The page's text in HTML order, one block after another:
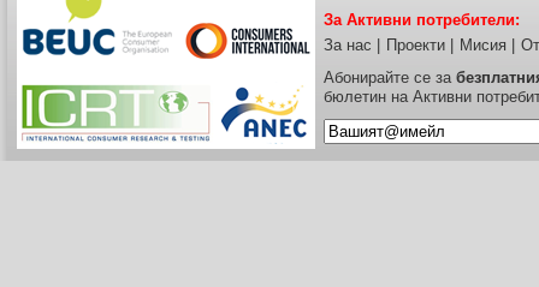
За Активни потребители:
За нас
Проекти Мисия
Абонирайте се за
бюлетин на Активни